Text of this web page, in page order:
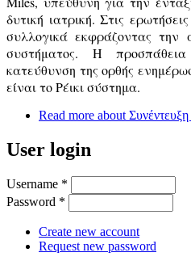
δυτική ιατρική. Στις
συλλογικά εκφράζοντας την
συστήματος. Η
κατεύθυνση της ορθής
είναι το Ρέικι σύστημα.
Read more about
User login
Username *
Password *
Create new account
Request new password